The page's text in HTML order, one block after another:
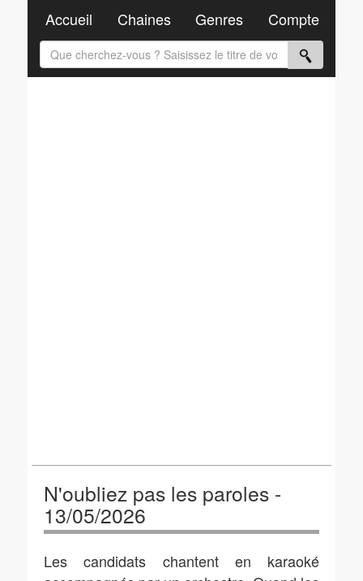
N'oubliez pas les paroles -
13/05/2026
Les candidats chantent en karaoké
Accueil Chaines Genres Compte